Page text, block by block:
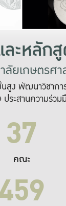
ะหลัก
ลัยเกษตรศ
ง พัฒนาวิชากา
ประสานความร่ว
37
คณะ